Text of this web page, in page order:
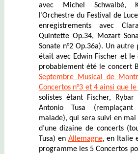
avec Michel Schwalbé,
l’Orchestre du Festival de
enregistrements avec
Quintette Op.34, Mozart
Sonate n°2 Op.36a). Un
était avec Edwin Fischer et le
probablement été le concert
Septembre Musical de
Concertos n°3 et 4 ainsi que
solistes étant Fischer,
Antonio Tusa
malade), qui sera suivi en mai
d’une dizaine de concerts
Tusa) en Allemagne, en Italie
programme les 5 Concertos